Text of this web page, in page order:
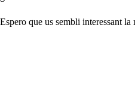
Espero que us sembli interessant la